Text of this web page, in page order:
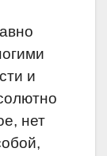
и
нет